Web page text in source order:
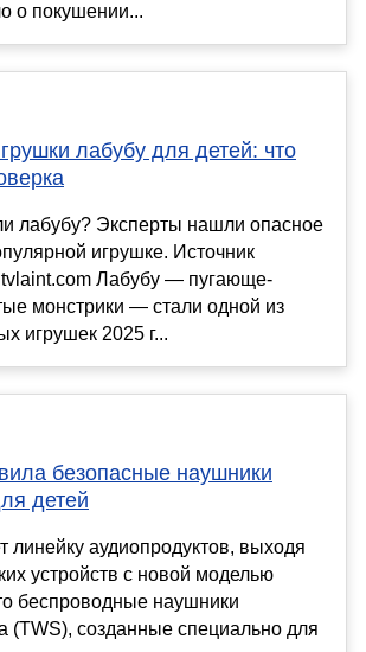
о покушении...
лабубу для детей: что
лабубу? Эксперты нашли опасное
игрушке. Источник
Лабубу — пугающе-
монстрики — стали одной из
игрушек 2025 г...
безопасные наушники
детей
линейку аудиопродуктов, выходя
устройств с новой моделью
беспроводные наушники
(TWS), созданные специально для